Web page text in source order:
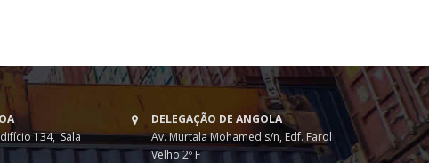
134, Sala
DELEGAÇÃO DE ANGOLA
Av. Murtala Mohamed s/n, Edf. Farol
Velho 2º F